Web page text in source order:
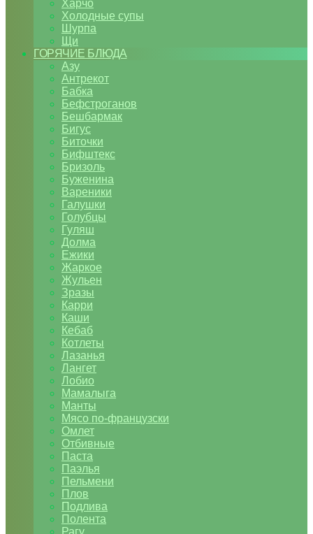
Харчо
Холодные супы
Шурпа
Щи
ГОРЯЧИЕ БЛЮДА
Азу
Антрекот
Бабка
Бефстроганов
Бешбармак
Бигус
Биточки
Бифштекс
Бризоль
Буженина
Вареники
Галушки
Голубцы
Гуляш
Долма
Ежики
Жаркое
Жульен
Зразы
Карри
Каши
Кебаб
Котлеты
Лазанья
Лангет
Лобио
Мамалыга
Манты
Мясо по-французски
Омлет
Отбивные
Паста
Паэлья
Пельмени
Плов
Подлива
Полента
Рагу